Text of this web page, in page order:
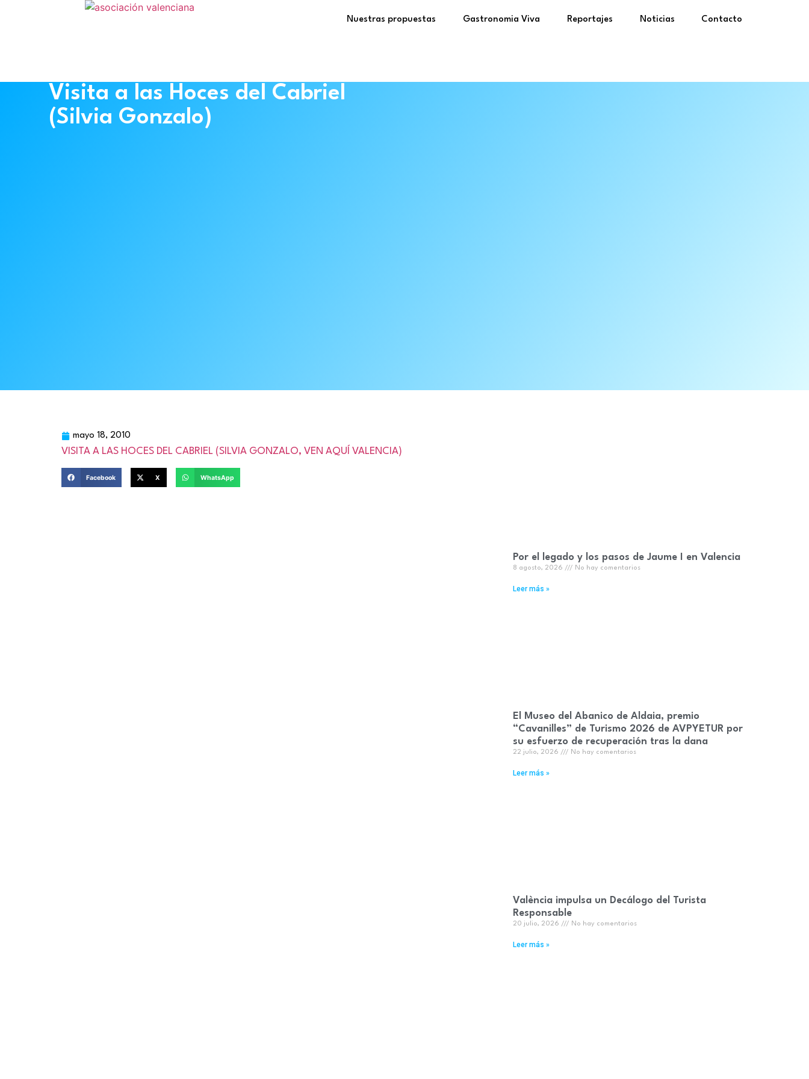
Nuestras propuestas Gastronomia Viva Reportajes Noticias Contacto
Visita a las Hoces del Cabriel
(Silvia Gonzalo)
mayo 18, 2010
VISITA A LAS HOCES DEL CABRIEL (SILVIA GONZALO, VEN AQUÍ VALENCIA)
Facebook X WhatsApp
Por el legado y los pasos de Jaume I en Valencia
8 agosto, 2026 No hay comentarios
Leer más »
El Museo del Abanico de Aldaia, premio
“Cavanilles” de Turismo 2026 de AVPYETUR por
su esfuerzo de recuperación tras la dana
22 julio, 2026 No hay comentarios
Leer más »
València impulsa un Decálogo del Turista
Responsable
20 julio, 2026 No hay comentarios
Leer más »